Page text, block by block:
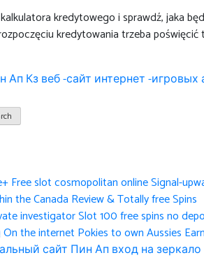
kredytowego i sprawdź, jaka
kredytowania trzeba
Кз веб -сайт интернет -игровых
Free slot cosmopolitan online Signal-
the Canada Review & Totally free Spins
investigator Slot 100 free spins no
the internet Pokies to own Aussies
сайт Пин Ап вход на зеркало